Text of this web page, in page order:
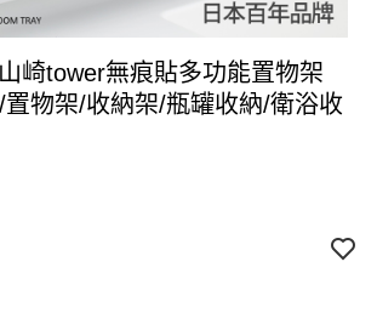
崎tower無痕貼多功能置物架
物架/收納架/瓶罐收納/衛浴收